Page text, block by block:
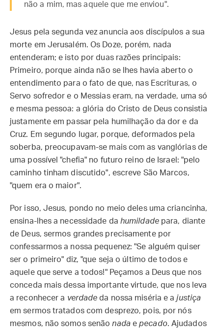
não a mim, mas aquele que me enviou".
Jesus pela segunda vez anuncia aos discípulos a sua
morte em Jerusalém. Os Doze, porém, nada
entenderam; e isto por duas razões principais:
Primeiro, porque ainda não se lhes havia aberto o
entendimento para o fato de que, nas Escrituras, o
Servo sofredor e o Messias eram, na verdade, uma só
e mesma pessoa: a glória do Cristo de Deus consistia
justamente em passar pela humilhação da dor e da
Cruz. Em segundo lugar, porque, deformados pela
soberba, preocupavam-se mais com as vanglórias de
uma possível "chefia" no futuro reino de Israel: "pelo
caminho tinham discutido", escreve São Marcos,
"quem era o maior".
Por isso, Jesus, pondo no meio deles uma criancinha,
ensina-lhes a necessidade da humildadepara, diante
de Deus, sermos grandes precisamente por
confessarmos a nossa pequenez: "Se alguém quiser
ser o primeiro" diz, "que seja o último de todos e
aquele que serve a todos!" Peçamos a Deus que nos
conceda mais dessa importante virtude, que nos leva
a reconhecer a verdade da nossa miséria e ajustiça
em sermos tratados com desprezo, pois, por nós
mesmos, não somos senãonadaepecado. Ajudados